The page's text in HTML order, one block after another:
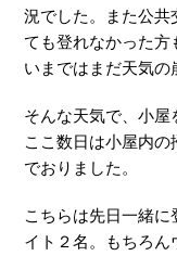
況でした。また公共
ても登れなかった方
いまではまだ天気の
そんな天気で、小屋
ここ数日は小屋内
でおりました。
こちらは先日一緒
イト２名。もちろん